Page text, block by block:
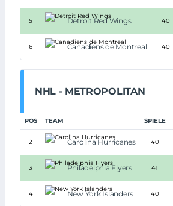
5 Detroit Red Wings 40
6 Canadiens de Montreal 40
NHL - METROPOLITAN
POS TEAM SPIELE
2 Carolina Hurricanes 40
3 Philadelphia Flyers 41
4 New York Islanders 40